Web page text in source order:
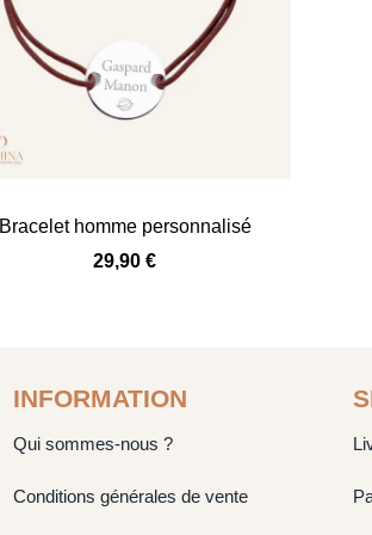
Bracelet homme personnalisé
29,90€
INFORMATION
Qui sommes-nous ?
Conditions générales de vente